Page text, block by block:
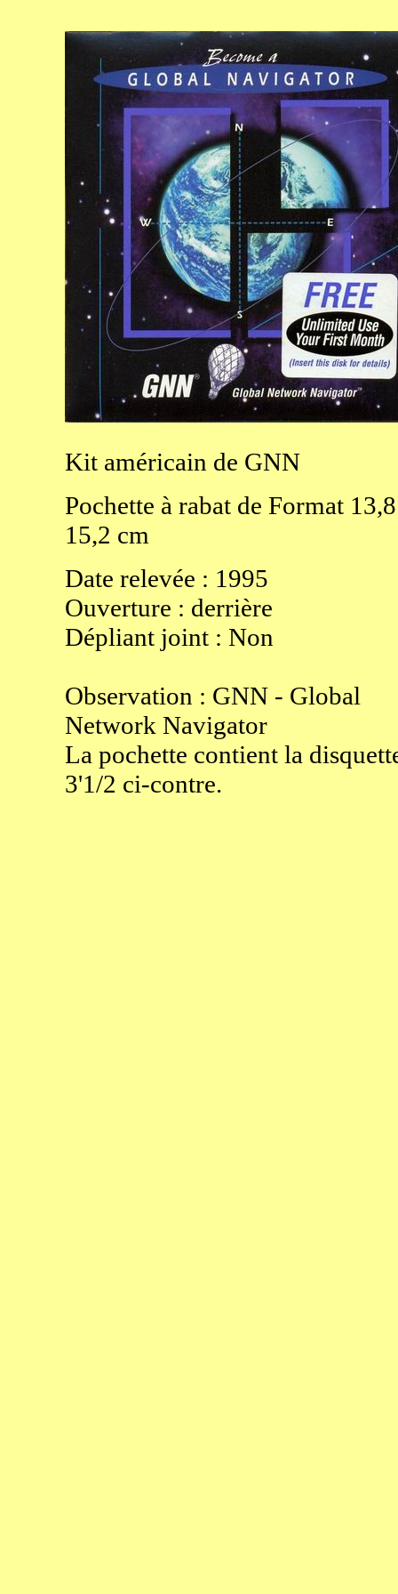
Kit américain de GNN
Pochette à rabat de Format 13,8
15,2 cm
Date relevée : 1995
Ouverture : derrière
Dépliant joint : Non
Observation : GNN - Global
Network Navigator
La pochette contient la
3'1/2 ci-contre.